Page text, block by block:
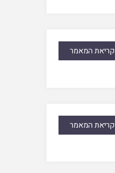
קריאת המאמר
קריאת המאמר